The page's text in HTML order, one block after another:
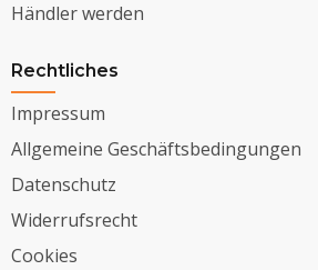
Händler werden
Rechtliches
Impressum
Allgemeine Geschäftsbedingungen
Datenschutz
Widerrufsrecht
Cookies